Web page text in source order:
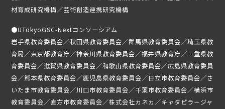
受講生専用ページ
材育成研究機構／芸術創造連携研究機構
●UTokyoGSC-Nextコンソーシアム
岩手県教育委員会／秋田県教育委員会／群馬県教育委員会／埼玉県教
育局／東京都教育庁／神奈川県教育委員会／福井県教育庁／三重県教
育委員会／滋賀県教育委員会／和歌山県教育委員会／広島県教育委員
会／熊本県教育委員会／鹿児島県教育委員会／日立市教育委員会／さ
いたま市教育委員会／川口市教育委員会／千葉市教育委員会／横浜市
教育委員会／直方市教育委員会／株式会社カネカ／キャタピラージャ